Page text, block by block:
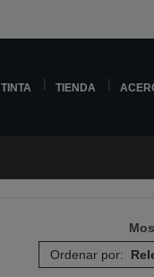
TINTA TIENDA
Ordenar por: